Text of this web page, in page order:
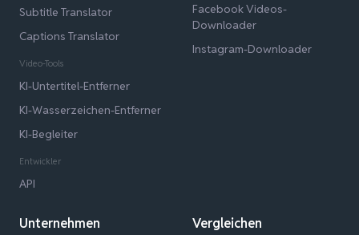
Subtitle Translator
Captions Translator
Video-Tools
KI-Untertitel-Entferner
KI-Wasserzeichen-Entferner
KI-Begleiter
Entwickler
API
Facebook Videos-
Downloader
Instagram-Downloader
Unternehmen Vergleichen